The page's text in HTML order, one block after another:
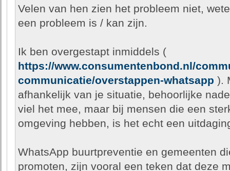
Velen van hen zien het probleem niet,
een probleem is / kan zijn.
Ik ben overgestapt inmiddels (
https://www.consumentenbond.nl/
communicatie/overstappen-whatsapp ).
afhankelijk van je situatie, behoorlijke
viel het mee, maar bij mensen die een
omgeving hebben, is het echt een
WhatsApp buurtpreventie en gemeenten
promoten, zijn vooral een teken dat deze